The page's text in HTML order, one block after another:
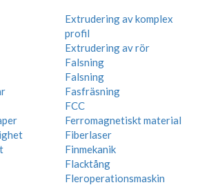
Extrudering av komplex
profil
Extrudering av rör
Falsning
Falsning
Fasfräsning
FCC
Ferromagnetiskt material
Fiberlaser
Finmekanik
Flacktång
Fleroperationsmaskin